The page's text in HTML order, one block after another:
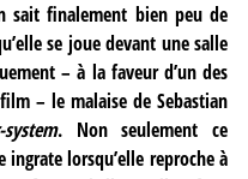
sait finalement bien peu de
se joue devant une salle
– à la faveur d’un des
– le malaise de Sebastian
. Non seulement ce
lorsqu’elle reproche à